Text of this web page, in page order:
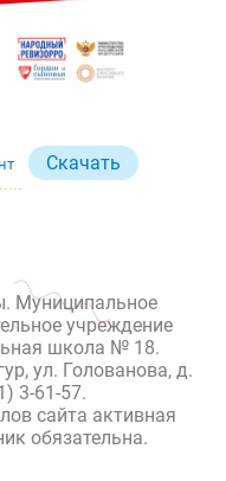
Скачать
Муниципальное
учреждение
школа № 18.
ул. Голованова, д.
3-61-57.
сайта активная
обязательна.